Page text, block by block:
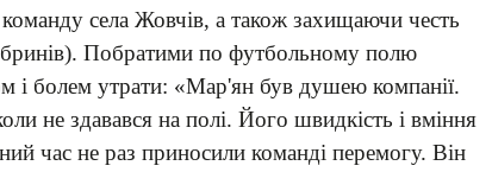
села Жовчів, а також захищаючи честь
Побратими по футбольному полю
і болем утрати: «Мар'ян був душею компанії.
не здавався на полі. Його швидкість і вміння
час не раз приносили команді перемогу. Він